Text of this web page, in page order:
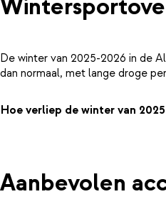
De winter van 2025-2026 in de
dan normaal, met lange droge
Hoe verliep de winter van
Aanbevolen